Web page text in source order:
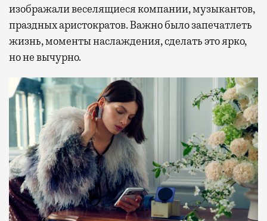
изображали веселящиеся компании, музыкантов,
праздных аристократов. Важно было запечатлеть
жизнь, моменты наслаждения, сделать это ярко,
но не вычурно.